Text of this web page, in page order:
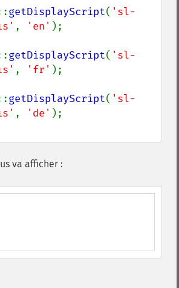
getDisplayScript( 'sl-
, 'en' );
getDisplayScript( 'sl-
, 'fr' );
getDisplayScript( 'sl-
, 'de'
va afficher :